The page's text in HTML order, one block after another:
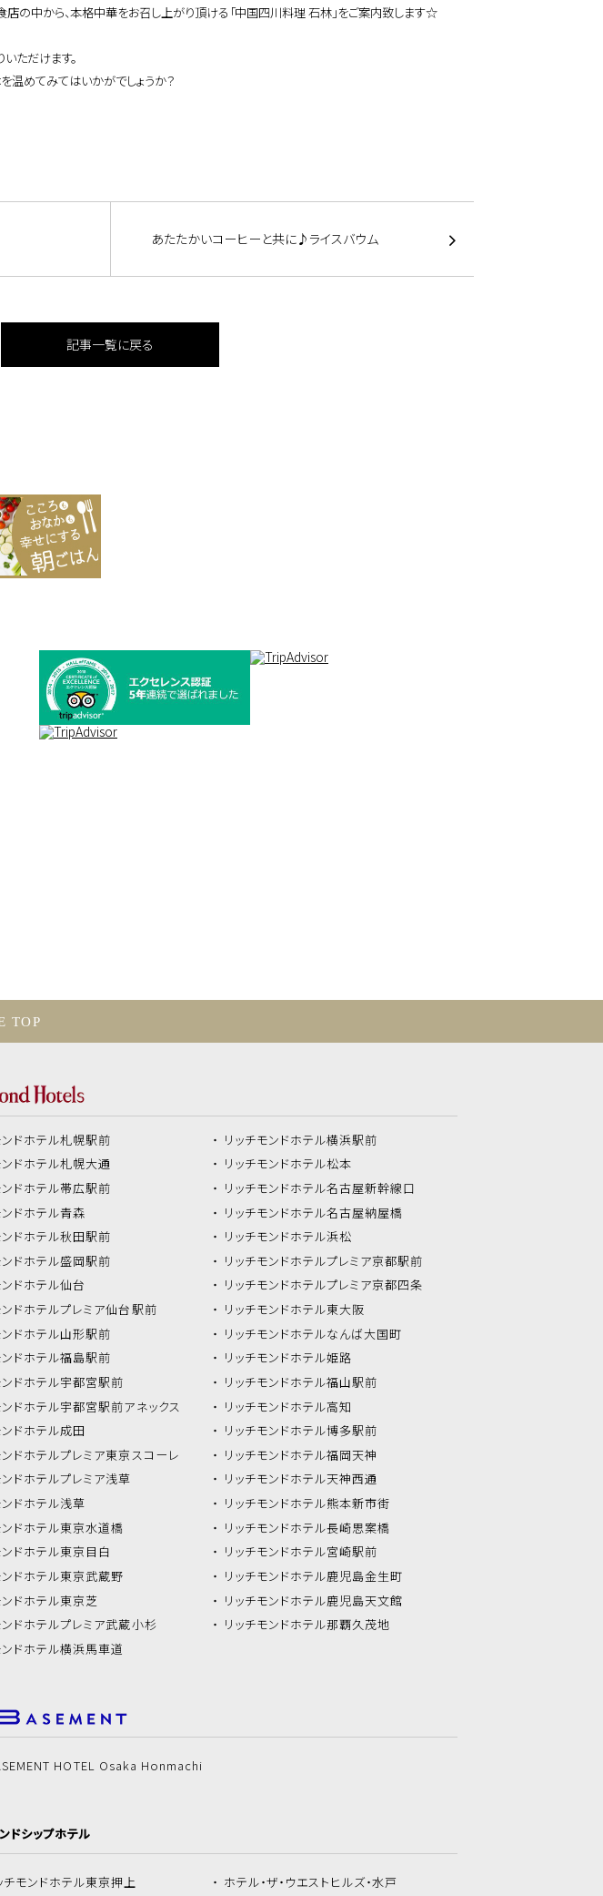
店の中から、本格中華をお召し上がり頂ける「中国四川料理石林」をご案内致します☆
ただけます。
温めてみてはいかがでしょうか？
あたたかいコーヒーと共に♪ライスバウム
記事一覧に戻る
TOP
ンドホテル札幌駅前
ンドホテル札幌大通
ンドホテル帯広駅前
ンドホテル青森
ンドホテル秋田駅前
ンドホテル盛岡駅前
ンドホテル仙台
ンドホテルプレミア仙台駅前
ドホテル山形駅前
ンドホテル福島駅前
ドホテル宇都宮駅前
ドホテル宇都宮駅前アネックス
ドホテル成田
ンドホテルプレミア東京スコーレ
ンドホテルプレミア浅草
ドホテル浅草
ンドホテル東京水道橋
ンドホテル東京目白
ンドホテル東京武蔵野
ンドホテル東京芝
ンドホテルプレミア武蔵小杉
ンドホテル横浜馬車道
リッチモンドホテル横浜駅前
リッチモンドホテル松本
リッチモンドホテル名古屋新幹線口
リッチモンドホテル名古屋納屋橋
リッチモンドホテル浜松
リッチモンドホテルプレミア京都駅前
リッチモンドホテルプレミア京都四条
リッチモンドホテル東大阪
リッチモンドホテルなんば大国町
リッチモンドホテル姫路
リッチモンドホテル福山駅前
リッチモンドホテル高知
リッチモンドホテル博多駅前
リッチモンドホテル福岡天神
リッチモンドホテル天神西通
リッチモンドホテル熊本新市街
リッチモンドホテル長崎思案橋
リッチモンドホテル宮崎駅前
リッチモンドホテル鹿児島金生町
リッチモンドホテル鹿児島天文館
リッチモンドホテル那覇久茂地
HOTEL Osaka Honmachi
ドシップホテル
チモンドホテル東京押上 ホテル・ザ・ ウエストヒルズ・水戸